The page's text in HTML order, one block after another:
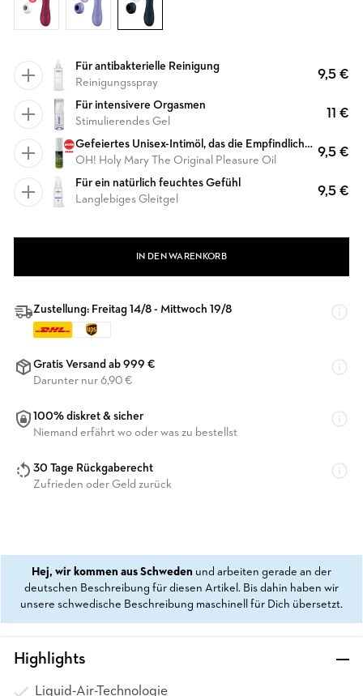
Für antibakterielle Reinigung
Reinigungsspray
9,5 €
Für intensivere Orgasmen
Stimulierendes Gel
11 €
Gefeiertes Unisex-Intimöl, das die Empfindlichkeit erhöht und für ein prickelndes und lebendiges Gefühl sorgt
OH! Holy Mary The Original Pleasure Oil
9,5 €
Für ein natürlich feuchtes Gefühl
Langlebiges Gleitgel
9,5 €
IN DEN WARENKORB
Zustellung: Freitag 14/8 - Mittwoch 19/8
Gratis Versand ab 999 €
Darunter nur 6,90 €
100% diskret & sicher
Niemand erfährt wo oder was zu bestellst
30 Tage Rückgaberecht
Zufrieden oder Geld zurück
Hej, wir kommen aus Schweden und arbeiten gerade an der
deutschen Beschreibung für diesen Artikel. Bis dahin haben wir
unsere schwedische Beschreibung maschinell für Dich übersetzt.
Highlights
Liquid-Air-Technologie